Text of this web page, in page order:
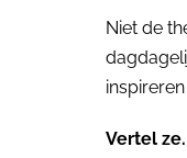
Niet de
Vertel